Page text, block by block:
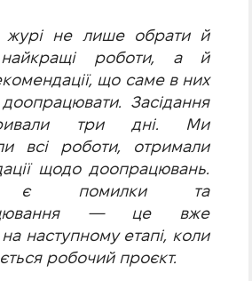
журі не лише обрати й
найкращі роботи, а й
що саме в них
Засідання
три дні. Ми
всі роботи, отримали
щодо доопрацювань.
є помилки та
— це вже
наступному етапі, коли
робочий проєкт.